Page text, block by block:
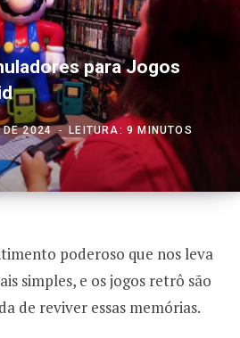
para Jogos
DE 2024 LEITURA: 9 MINUTOS
poderoso que nos leva
simples, e os jogos retrô são
de reviver essas memórias.